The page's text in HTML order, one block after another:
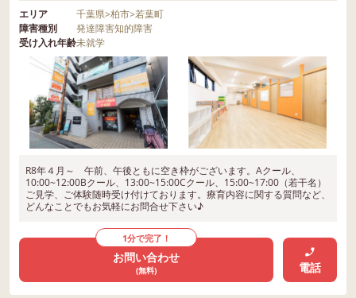
エリア 千葉県>柏市>若葉町
障害種別
発達障害知的障害
受け入れ年齢未就学
R8年４月～ 午前、午後ともに空き枠がございます。Aクール、
10:00~12:00Bクール、13:00~15:00Cクール、15:00~17:00（若干名）
ご見学、ご体験随時受け付けております。療育内容に関する質問など、
どんなことでもお気軽にお問合せ下さい♪
1分で完了！
お問い合わせ
(無料) 電話